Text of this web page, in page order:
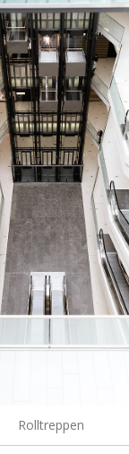
Rolltreppen